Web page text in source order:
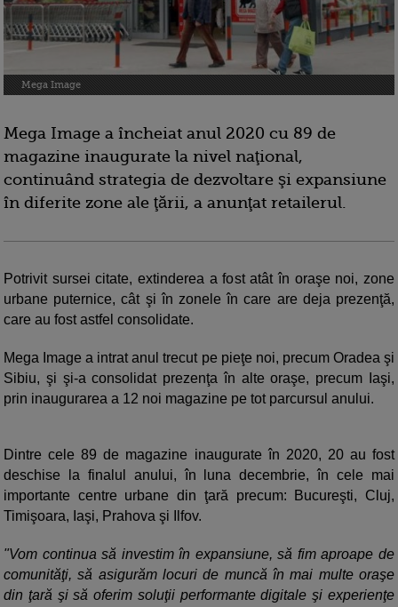
Mega Image
Mega Image a încheiat anul 2020 cu 89 de
magazine inaugurate la nivel naţional,
continuând strategia de dezvoltare şi expansiune
în diferite zone ale ţării, a anunţat retailerul.
Potrivit sursei citate, extinderea a fost atât în oraşe noi, zone
urbane puternice, cât şi în zonele în care are deja prezenţă,
care au fost astfel consolidate.
Mega Image a intrat anul trecut pe pieţe noi, precum Oradea şi
Sibiu, şi şi-a consolidat prezenţa în alte oraşe, precum Iaşi,
prin inaugurarea a 12 noi magazine pe tot parcursul anului.
Dintre cele 89 de magazine inaugurate în 2020, 20 au fost
deschise la finalul anului, în luna decembrie, în cele mai
importante centre urbane din ţară precum: Bucureşti, Cluj,
Timişoara, Iaşi, Prahova şi Ilfov.
"Vom continua să investim în expansiune, să fim aproape de
comunităţi, să asigurăm locuri de muncă în mai multe oraşe
din ţară şi să oferim soluţii performante digitale şi experienţe